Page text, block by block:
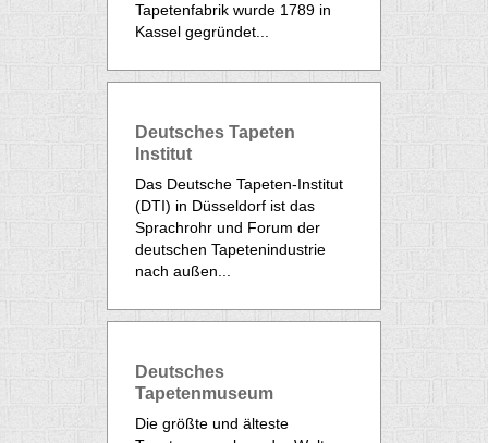
Tapetenfabrik wurde 1789 in
Kassel gegründet...
Deutsches Tapeten
Institut
Das Deutsche Tapeten-Institut
(DTI) in Düsseldorf ist das
Sprachrohr und Forum der
deutschen Tapetenindustrie
nach außen...
Deutsches
Tapetenmuseum
Die größte und älteste